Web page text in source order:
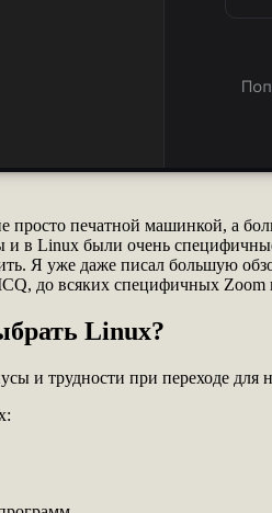
просто печатной машинкой, а
в Linux были очень
Я уже даже писал большую
до всяких специфичных Zoom
Linux?
и трудности при переходе